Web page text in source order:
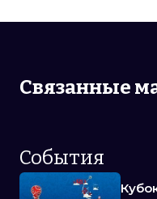
Связанные
События